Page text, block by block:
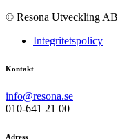
© Resona Utveckling AB
Integritetspolicy
Kontakt
info@resona.se
010-641 21 00
Adress